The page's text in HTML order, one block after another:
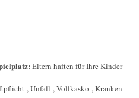
Eltern haften für Ihre Kinder
, Unfall-, Vollkasko-, Kranken-